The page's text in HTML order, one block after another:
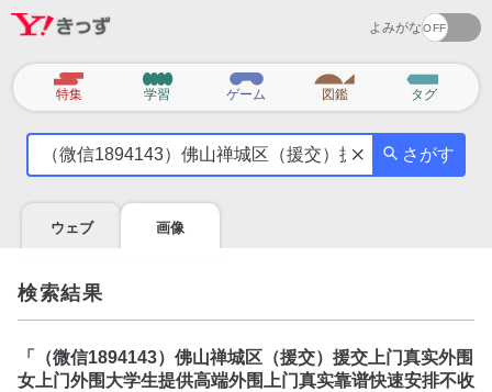
よみがな
カ
テ
特集 学習 ゲーム 図鑑 タグ
気
を
調
べ
よ
う
さがす
ウェブ 画像
検索結果
「
（微信1894143）佛山禅城区（援交）援交上门真实外围
女上门外围大学生提供高端外围上门真实靠谱快速安排不收